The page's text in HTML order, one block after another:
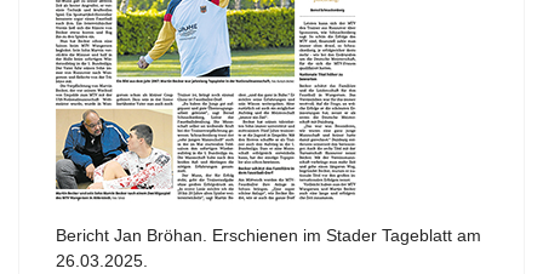
Bericht Jan Bröhan. Erschienen im Stader Tageblatt am
26.03.2025.